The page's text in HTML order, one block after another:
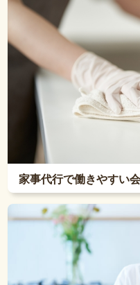
家事代行で働きやすい